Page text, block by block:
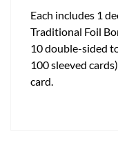
Each includes 1
Traditional Foil
10 double-sided
100 sleeved
card.